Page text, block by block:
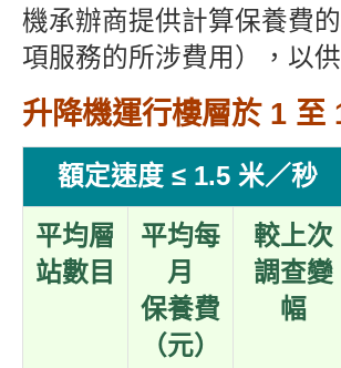
機承辦商提供計算保養費
項服務的所涉費用），以供
升降機運行樓層於 1 至
額定速度 ≤ 1.5 米／秒
平均層
站數目
平均每
月
保養費
（元）
較上次
調查變
幅